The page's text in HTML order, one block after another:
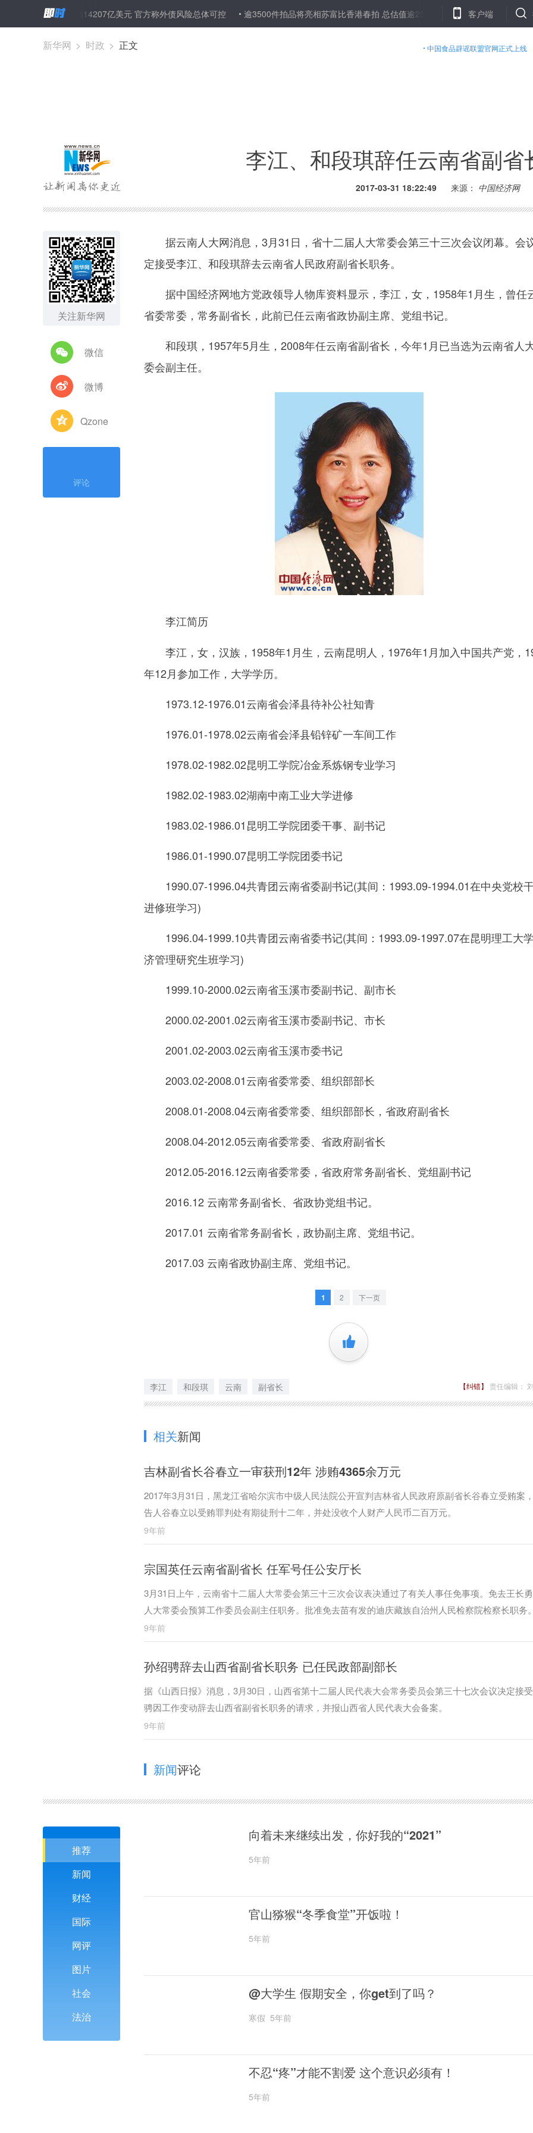
国外债余额14207亿美元 官方称外债风险总体可控 逾3500件拍品将亮相苏富比香港春拍 总估值逾25亿港元 新华社评论员：抓民生就是
客户端
中国食品辟谣联盟官网正式上线
新华网 > 时政 > 正文
李江、和段琪辞任云南省副省
2017-03-31 18:22:49 来源： 中国经济网
关注新华网
微信
微博
Qzone
评论
据云南人大网消息，3月31日，省十二届人大常委会第三十三次会议闭幕。会
定接受李江、和段琪辞去云南省人民政府副省长职务。
据中国经济网地方党政领导人物库资料显示，李江，女，1958年1月生，曾任
省委常委，常务副省长，此前已任云南省政协副主席、党组书记。
和段琪，1957年5月生，2008年任云南省副省长，今年1月已当选为云南省人
委会副主任。
李江简历
李江，女，汉族，1958年1月生，云南昆明人，1976年1月加入中国共产党，
年12月参加工作，大学学历。
1973.12-1976.01云南省会泽县待补公社知青
1976.01-1978.02云南省会泽县铅锌矿一车间工作
1978.02-1982.02昆明工学院冶金系炼钢专业学习
1982.02-1983.02湖南中南工业大学进修
1983.02-1986.01昆明工学院团委干事、副书记
1986.01-1990.07昆明工学院团委书记
1990.07-1996.04共青团云南省委副书记(其间：1993.09-1994.01在中央党校
进修班学习)
1996.04-1999.10共青团云南省委书记(其间：1993.09-1997.07在昆明理工大
济管理研究生班学习)
1999.10-2000.02云南省玉溪市委副书记、副市长
2000.02-2001.02云南省玉溪市委副书记、市长
2001.02-2003.02云南省玉溪市委书记
2003.02-2008.01云南省委常委、组织部部长
2008.01-2008.04云南省委常委、组织部部长，省政府副省长
2008.04-2012.05云南省委常委、省政府副省长
2012.05-2016.12云南省委常委，省政府常务副省长、党组副书记
2016.12 云南常务副省长、省政协党组书记。
2017.01 云南省常务副省长，政协副主席、党组书记。
2017.03 云南省政协副主席、党组书记。
1 2 下一页
+1
李江 和段琪 云南 副省长 【纠错】 责任编辑：
相关新闻
吉林副省长谷春立一审获刑12年 涉贿4365余万元
2017年3月31日，黑龙江省哈尔滨市中级人民法院公开宣判吉林省人民政府原副省长谷春立受贿案
告人谷春立以受贿罪判处有期徒刑十二年，并处没收个人财产人民币二百万元。
9年前
宗国英任云南省副省长 任军号任公安厅长
3月31日上午，云南省十二届人大常委会第三十三次会议表决通过了有关人事任免事项。免去王长
人大常委会预算工作委员会副主任职务。批准免去苗有发的迪庆藏族自治州人民检察院检察长职务。
9年前
孙绍骋辞去山西省副省长职务 已任民政部副部长
据《山西日报》消息，3月30日，山西省第十二届人民代表大会常务委员会第三十七次会议决定接
骋因工作变动辞去山西省副省长职务的请求，并报山西省人民代表大会备案。
9年前
新闻评论
推荐
新闻
财经
国际
网评
图片
社会
法治
向着未来继续出发，你好我的“2021”
5年前
官山猕猴“冬季食堂”开饭啦！
5年前
@大学生 假期安全，你get到了吗？
寒假 5年前
不忍“疼”才能不割爱 这个意识必须有！
5年前